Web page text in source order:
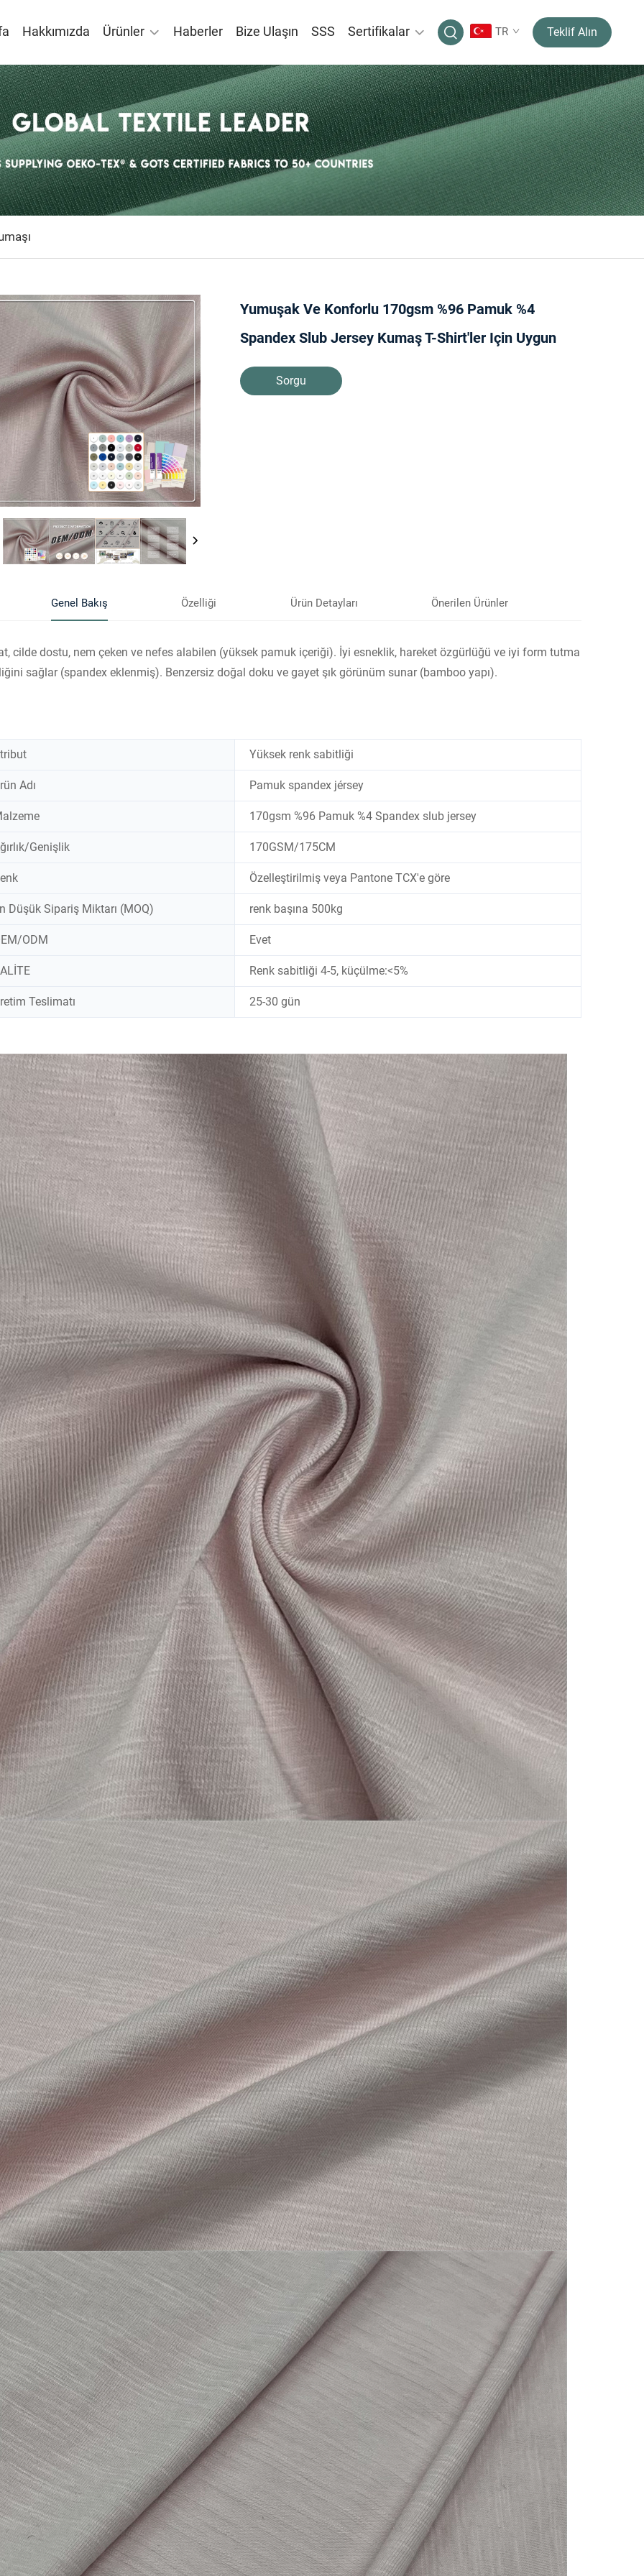
Hakkımızda Ürünler Haberler Bize Ulaşın SSS Sertifikalar TR Teklif Alın
Yumuşak Ve Konforlu 170gsm %96 Pamuk %4
Spandex Slub Jersey Kumaş T-Shirt'ler Için Uygun
Sorgu
Genel Bakış Özelliği Ürün Detayları Önerilen Ürünler
cilde dostu, nem çeken ve nefes alabilen (yüksek pamuk içeriği). İyi esneklik, hareket özgürlüğü ve iyi form tutma
sağlar (spandex eklenmiş). Benzersiz doğal doku ve gayet şık görünüm sunar (bamboo yapı).
Yüksek renk sabitliği
Adı Pamuk spandex jérsey
170gsm %96 Pamuk %4 Spandex slub jersey
Genişlik 170GSM/175CM
Özelleştirilmiş veya Pantone TCX'e göre
Düşük Sipariş Miktarı (MOQ) renk başına 500kg
ODM Evet
Renk sabitliği 4-5, küçülme:<5%
Teslimatı 25-30 gün